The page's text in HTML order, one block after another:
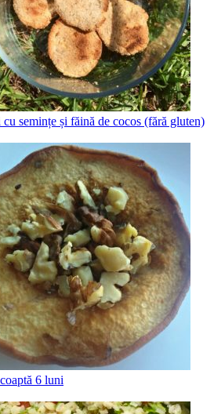
semințe și făină de cocos (fără gluten)
6 luni